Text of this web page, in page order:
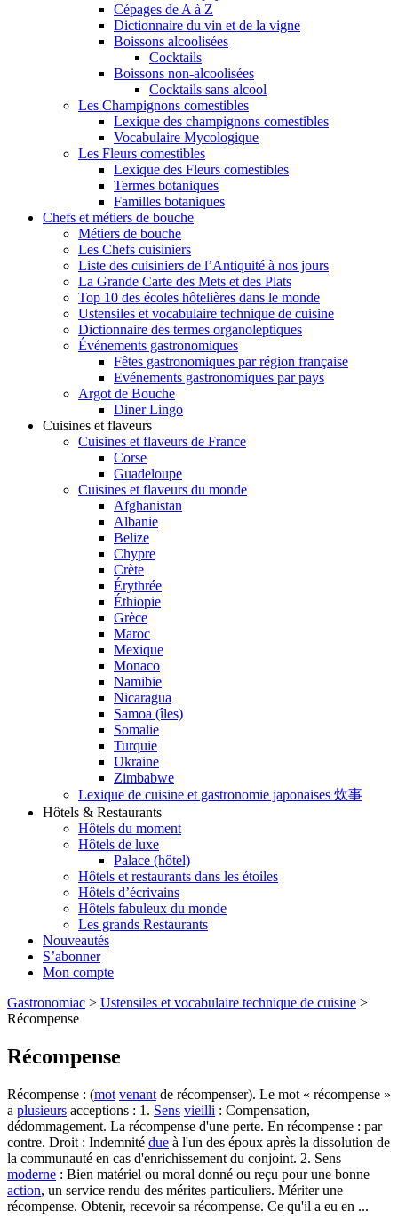
Cépages de A à Z
Dictionnaire du vin et de la vigne
Boissons alcoolisées
Cocktails
Boissons non-alcoolisées
Cocktails sans alcool
Les Champignons comestibles
Lexique des champignons comestibles
Vocabulaire Mycologique
Les Fleurs comestibles
Lexique des Fleurs comestibles
Termes botaniques
Familles botaniques
Chefs et métiers de bouche
Métiers de bouche
Les Chefs cuisiniers
Liste des cuisiniers de l’Antiquité à nos jours
La Grande Carte des Mets et des Plats
Top 10 des écoles hôtelières dans le monde
Ustensiles et vocabulaire technique de cuisine
Dictionnaire des termes organoleptiques
Événements gastronomiques
Fêtes gastronomiques par région française
Evénements gastronomiques par pays
Argot de Bouche
Diner Lingo
Cuisines et flaveurs
Cuisines et flaveurs de France
Corse
Guadeloupe
Cuisines et flaveurs du monde
Afghanistan
Albanie
Belize
Chypre
Crète
Érythrée
Éthiopie
Grèce
Maroc
Mexique
Monaco
Namibie
Nicaragua
Samoa (îles)
Somalie
Turquie
Ukraine
Zimbabwe
Lexique de cuisine et gastronomie japonaises 炊事
Hôtels & Restaurants
Hôtels du moment
Hôtels de luxe
Palace (hôtel)
Hôtels et restaurants dans les étoiles
Hôtels d’écrivains
Hôtels fabuleux du monde
Les grands Restaurants
Nouveautés
S’abonner
Mon compte
Gastronomiac > Ustensiles et vocabulaire technique de cuisine >
Récompense
Récompense
Récompense : (mot venant de récompenser). Le mot « récompense »
a plusieurs acceptions : 1. Sens vieilli : Compensation,
dédommagement. La récompense d'une perte. En récompense : par
contre. Droit : Indemnité due à l'un des époux après la dissolution de
la communauté en cas d'enrichissement du conjoint. 2. Sens
moderne : Bien matériel ou moral donné ou reçu pour une bonne
action, un service rendu des mérites particuliers. Mériter une
récompense. Obtenir, recevoir sa récompense. Ce qu'il a eu en ...